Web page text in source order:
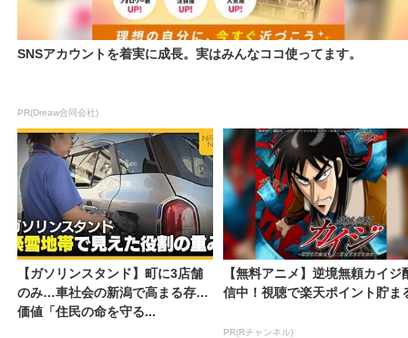
SNSアカウントを着実に成長。実はみんなココ使ってます。
PR(Dreaw合同会社)
【ガソリンスタンド】町に3店舗
のみ…車社会の新潟で高まる存在
価値「住民の命を守る...
【無料アニメ】逆境無頼カイジ
信中！視聴で楽天ポイント貯ま
PR(Rチャンネル)